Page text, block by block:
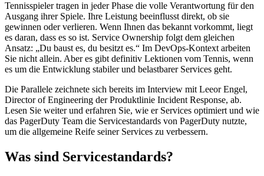
Tennisspieler tragen in jeder Phase die volle Verantwortung für den
Ausgang ihrer Spiele. Ihre Leistung beeinflusst direkt, ob sie
gewinnen oder verlieren. Wenn Ihnen das bekannt vorkommt, liegt
es daran, dass es so ist. Service Ownership folgt dem gleichen
Ansatz: „Du baust es, du besitzt es.“ Im DevOps-Kontext arbeiten
Sie nicht allein. Aber es gibt definitiv Lektionen vom Tennis, wenn
es um die Entwicklung stabiler und belastbarer Services geht.
Die Parallele zeichnete sich bereits im Interview mit Leeor Engel,
Director of Engineering der Produktlinie Incident Response, ab.
Lesen Sie weiter und erfahren Sie, wie er Services optimiert und wie
das PagerDuty Team die Servicestandards von PagerDuty nutzte,
um die allgemeine Reife seiner Services zu verbessern.
Was sind Servicestandards?